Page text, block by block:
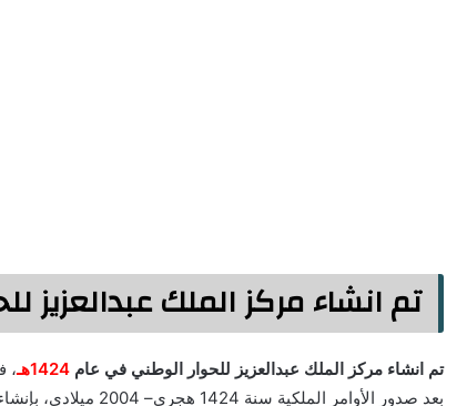
تم انشاء مركز الملك عبدالعزيز
تم انشاء مركز الملك عبدالعزيز للحوار الوطني في عام 1424هـ
،
بعد صدور الأوامر